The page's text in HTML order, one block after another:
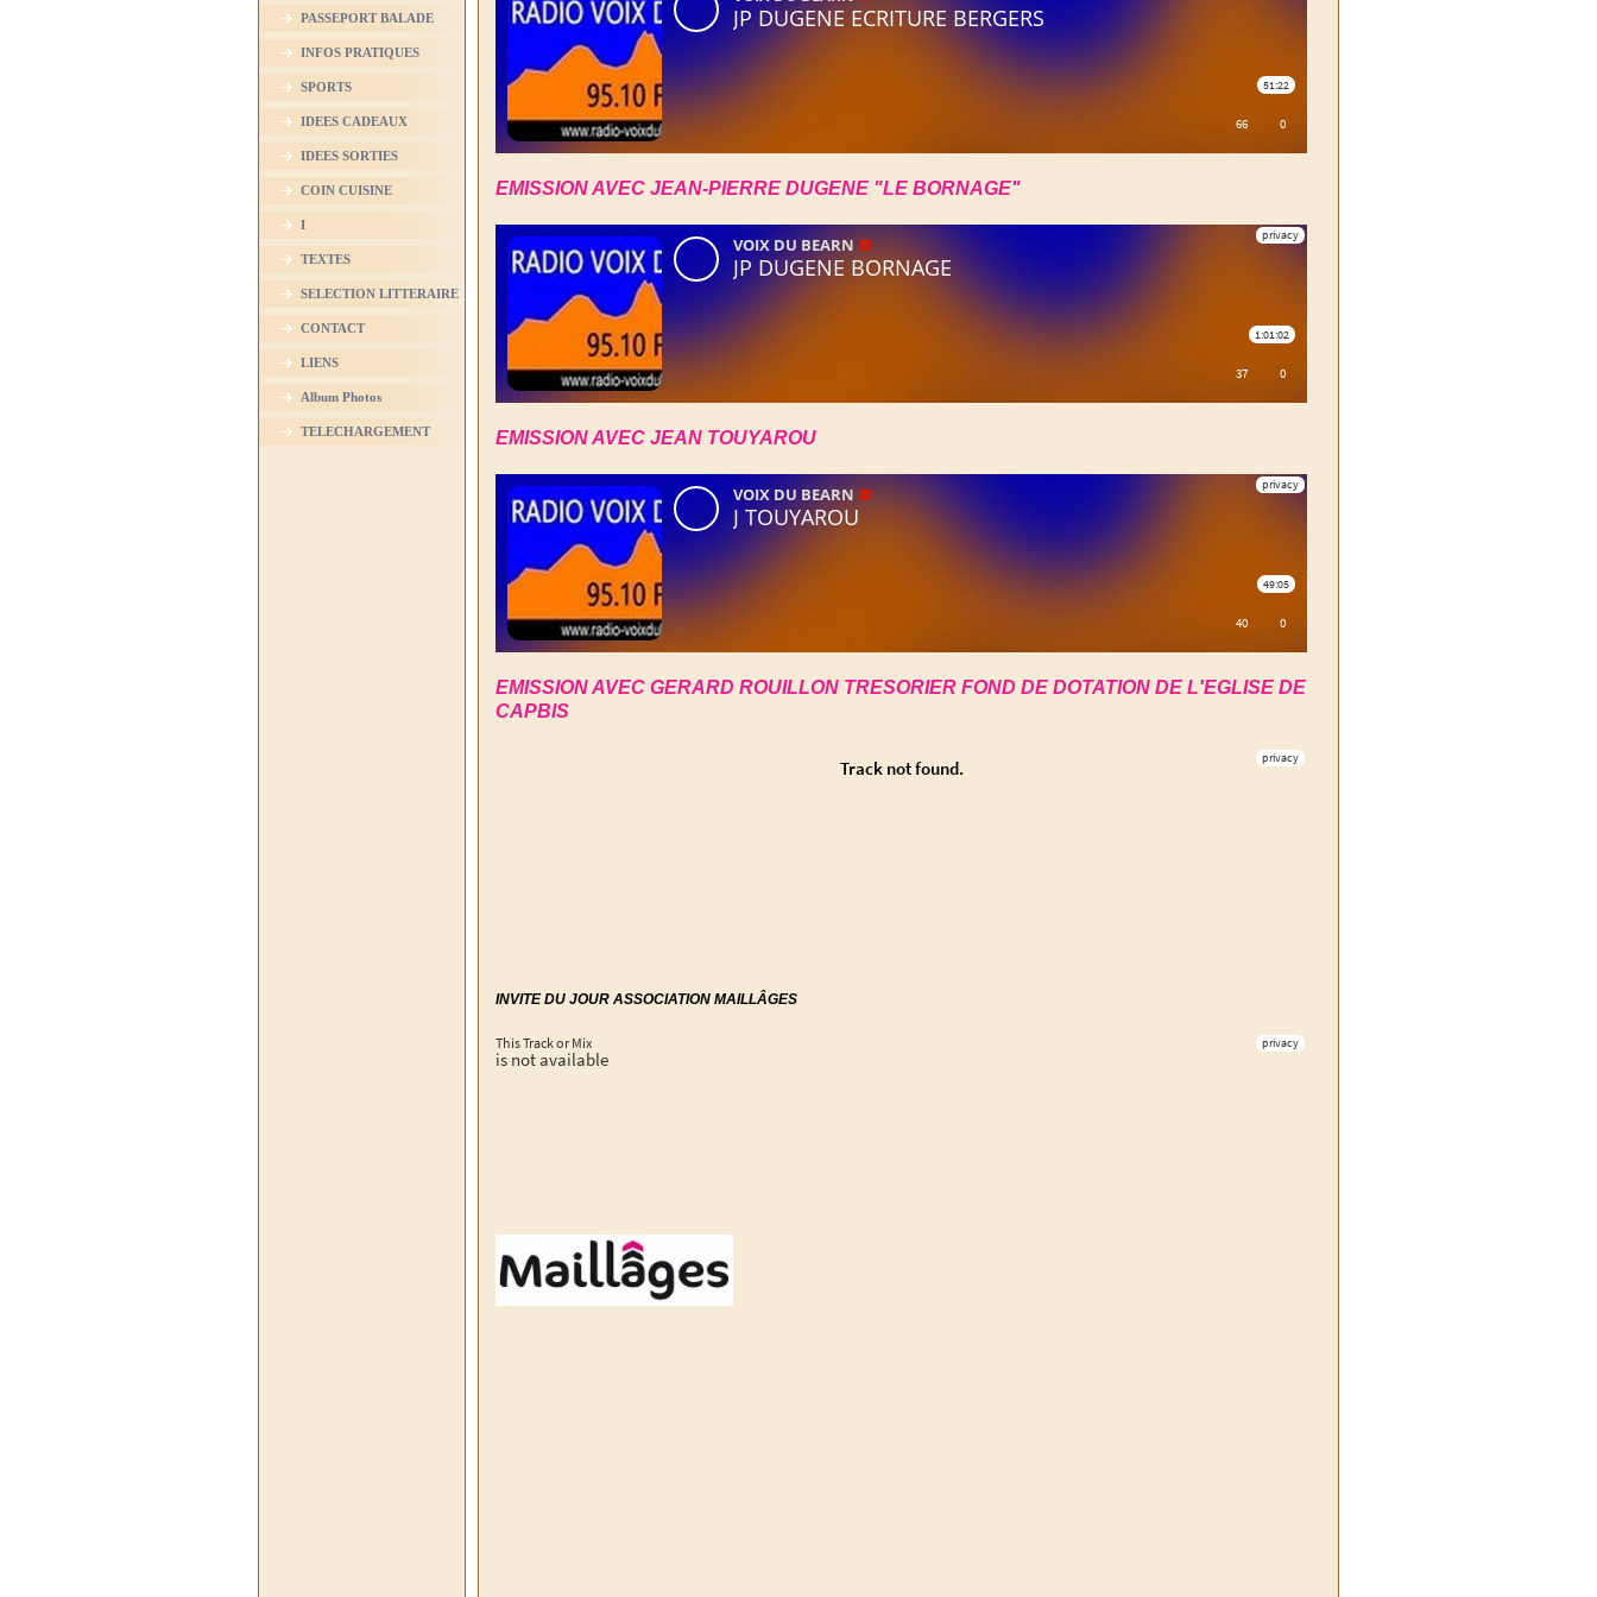
PASSEPORT BALADE
INFOS PRATIQUES
SPORTS
IDEES CADEAUX
IDEES SORTIES
COIN CUISINE
I
TEXTES
SELECTION LITTERAIRE
CONTACT
LIENS
Album Photos
TELECHARGEMENT
EMISSION AVEC JEAN-PIERRE DUGENE "LE BORNAGE"
EMISSION AVEC JEAN TOUYAROU
EMISSION AVEC GERARD ROUILLON TRESORIER FOND DE DOTATION DE L'EGLISE DE
CAPBIS
INVITE DU JOUR ASSOCIATION MAILLÂGES